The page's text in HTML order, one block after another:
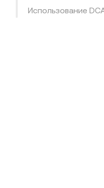
Использование